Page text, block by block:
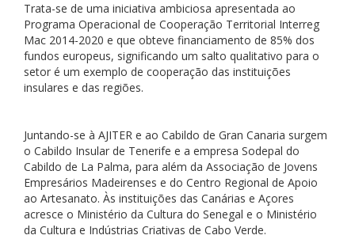
Trata-se de uma iniciativa ambiciosa apresentada ao
Programa Operacional de Cooperação Territorial Interreg
Mac 2014-2020 e que obteve financiamento de 85% dos
fundos europeus, significando um salto qualitativo para o
setor é um exemplo de cooperação das instituições
insulares e das regiões.
Juntando-se à AJITER e ao Cabildo de Gran Canaria surgem
o Cabildo Insular de Tenerife e a empresa Sodepal do
Cabildo de La Palma, para além da Associação de Jovens
Empresários Madeirenses e do Centro Regional de Apoio
ao Artesanato. Às instituições das Canárias e Açores
acresce o Ministério da Cultura do Senegal e o Ministério
da Cultura e Indústrias Criativas de Cabo Verde.